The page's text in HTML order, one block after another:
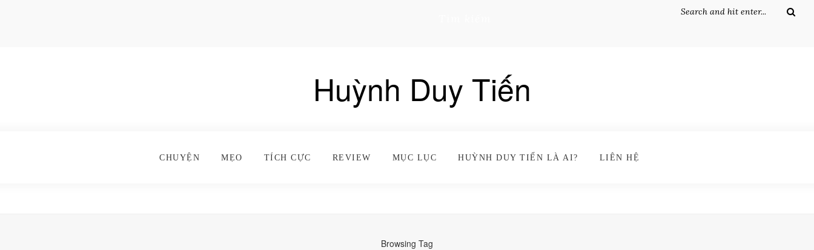
Huỳnh Duy Tiến
CHUYỆN MẸO TÍCH CỰC REVIEW MỤC LỤC HUỲNH DUY TIẾN LÀ AI? LIÊN HỆ
Browsing Tag